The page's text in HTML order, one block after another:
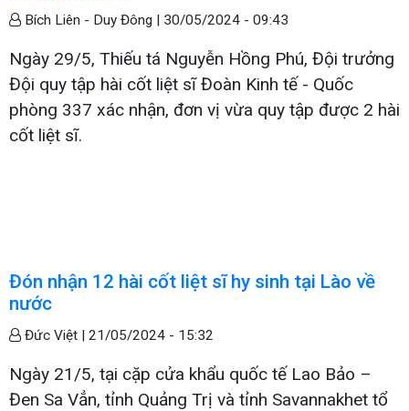
Bích Liên - Duy Đông | 30/05/2024 - 09:43
Ngày 29/5, Thiếu tá Nguyễn Hồng Phú, Đội trưởng
Đội quy tập hài cốt liệt sĩ Đoàn Kinh tế - Quốc
phòng 337 xác nhận, đơn vị vừa quy tập được 2 hài
cốt liệt sĩ.
Đón nhận 12 hài cốt liệt sĩ hy sinh tại Lào về
nước
Đức Việt | 21/05/2024 - 15:32
Ngày 21/5, tại cặp cửa khẩu quốc tế Lao Bảo –
Đen Sa Vẳn, tỉnh Quảng Trị và tỉnh Savannakhet tổ